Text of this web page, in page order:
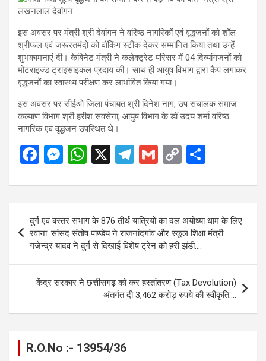
इस अवसर पर मंत्री श्री देवांगन ने वरिष्ठ नागरिकों एवं वृद्धजनों को शॉल
श्रीफल एवं जरूरतमंदो को वॉकिंग स्टीक देकर सम्मानित किया तथा उन्हें
शुभकामनाएं दी। केबिनेट मंत्री ने कलेक्ट्रेट परिसर में 04 दिव्यांगजनों को
मोटराइज्ड ट्राइसाइकल प्रदाय की। साथ ही आयुष विभाग द्वारा कैंप लगाकर
वृद्धजनों का स्वास्थ्य परीक्षण कर लाभांवित किया गया।
इस अवसर पर सीईओ जिला पंचायत श्री दिनेश नाग, उप संचालक समाज
कल्याण विभाग श्री हरीश सक्सेना, आयुष विभाग के डॉ उदय शर्मा वरिष्ठ
नागरिक एवं वृद्धजन उपस्थित थे।
F
ce
b
o
o
k
M
se
g
er
W
at
s
A
p
p
X
T
e
gr
a
m
G
ail
C
py
Li
n
k
ar
Post
navigation
दुर्ग एवं बस्तर संभाग के 876 तीर्थ यात्रियों का दल अयोध्या धाम के लिए
रवाना: सांसद संतोष पाण्डेय ने राजनांदगांव और स्कूल शिक्षा मंत्री
गजेन्द्र यादव ने दुर्ग से दिखाई विशेष ट्रेन को हरी झंडी….
केंद्र सरकार ने छत्तीसगढ़ को कर हस्तांतरण (Tax Devolution)
अंतर्गत दी 3,462 करोड़ रुपये की स्वीकृति….
R.O.No :- 13954/36